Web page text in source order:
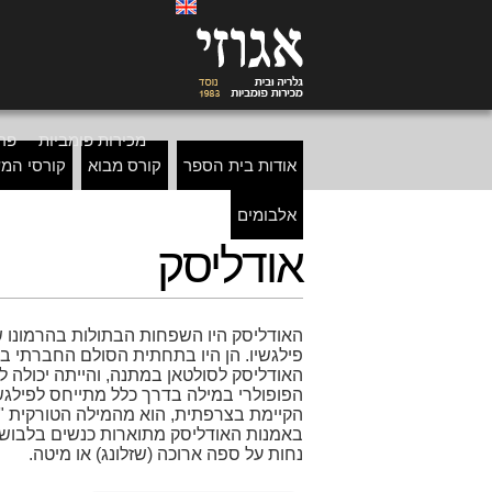
מכירות פומביות
אודות בית הספר
קורס מבוא קורסי
אלבומים
אודליסק
האודליסק היו השפחות הבתולות
פילגשיו. הן היו בתחתית הסולם החברתי
האודליסק לסולטאן במתנה, והייתה
הפופולרי במילה בדרך כלל מתייחס
באמנות האודליסק מתוארות כנשים בלבוש
נחות על ספה ארוכה (שזלונג) או מיטה.